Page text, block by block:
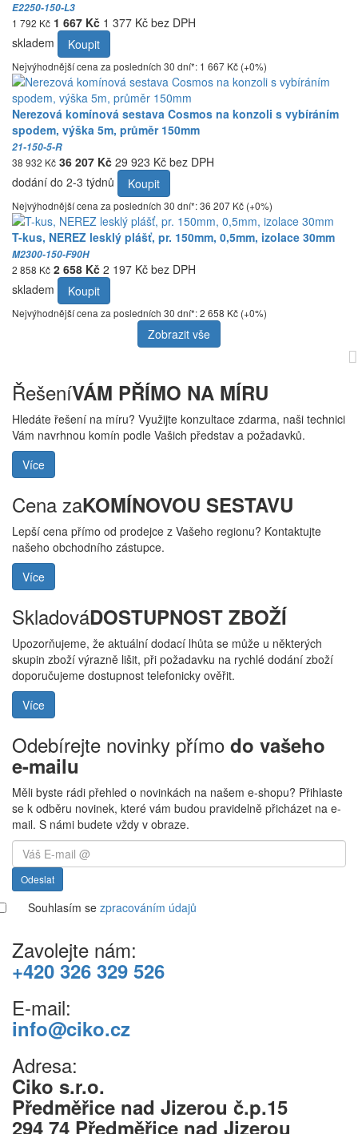
E2250-150-L3
1 792 Kč 1 667 Kč 1 377 Kč bez DPH
skladem
Koupit
Nejvýhodnější cena za posledních 30 dní*: 1 667 Kč (+0%)
Nerezová komínová sestava Cosmos na konzoli s vybíráním
spodem, výška 5m, průměr 150mm
21-150-5-R
38 932 Kč 36 207 Kč 29 923 Kč bez DPH
dodání do 2-3 týdnů
Koupit
Nejvýhodnější cena za posledních 30 dní*: 36 207 Kč (+0%)
T-kus, NEREZ lesklý plášť, pr. 150mm, 0,5mm, izolace 30mm
M2300-150-F90H
2 858 Kč 2 658 Kč 2 197 Kč bez DPH
skladem
Koupit
Nejvýhodnější cena za posledních 30 dní*: 2 658 Kč (+0%)
Zobrazit vše
ŘešeníVÁM PŘÍMO NA MÍRU
Hledáte řešení na míru? Využijte konzultace zdarma, naši technici
Vám navrhnou komín podle Vašich představ a požadavků.
Více
Cena zaKOMÍNOVOU SESTAVU
Lepší cena přímo od prodejce z Vašeho regionu? Kontaktujte
našeho obchodního zástupce.
Více
SkladováDOSTUPNOST ZBOŽÍ
Upozorňujeme, že aktuální dodací lhůta se může u některých
skupin zboží výrazně lišit, při požadavku na rychlé dodání zboží
doporučujeme dostupnost telefonicky ověřit.
Více
Odebírejte novinky přímo do vašeho
e-mailu
Měli byste rádi přehled o novinkách na našem e-shopu? Přihlaste
se k odběru novinek, které vám budou pravidelně přicházet na e-
mail. S námi budete vždy v obraze.
Odeslat
Souhlasím se zpracováním údajů
Zavolejte nám:
+420 326 329 526
E-mail:
info@ciko.cz
Adresa:
Ciko s.r.o.
Předměřice nad Jizerou č.p.15
294 74 Předměřice nad Jizerou